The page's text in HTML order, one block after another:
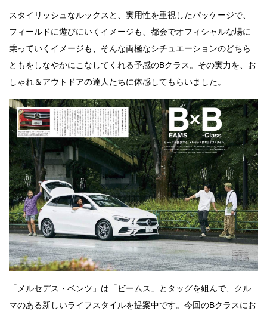
スタイリッシュなルックスと、実用性を重視したパッケージで、
フィールドに遊びにいくイメージも、都会でオフィシャルな場に
乗っていくイメージも、そんな両極なシチュエーションのどちら
ともをしなやかにこなしてくれる予感のBクラス。その実力を、お
しゃれ＆アウトドアの達人たちに体感してもらいました。
「メルセデス・ベンツ」は「ビームス」とタッグを組んで、クル
マのある新しいライフスタイルを提案中です。今回のBクラスにお